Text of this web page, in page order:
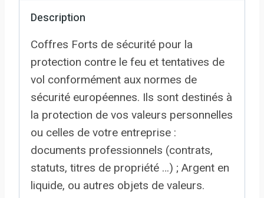
Description
Coffres Forts de sécurité pour la
protection contre le feu et tentatives de
vol conformément aux normes de
sécurité européennes. Ils sont destinés à
la protection de vos valeurs personnelles
ou celles de votre entreprise :
documents professionnels (contrats,
statuts, titres de propriété …) ; Argent en
liquide, ou autres objets de valeurs.